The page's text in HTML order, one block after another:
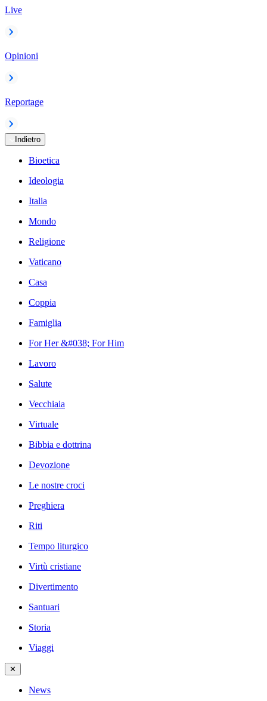
Live
Opinioni
Reportage
Indietro
Bioetica
Ideologia
Italia
Mondo
Religione
Vaticano
Casa
Coppia
Famiglia
For Her &#038; For Him
Lavoro
Salute
Vecchiaia
Virtuale
Bibbia e dottrina
Devozione
Le nostre croci
Preghiera
Riti
Tempo liturgico
Virtù cristiane
Divertimento
Santuari
Storia
Viaggi
✕
News